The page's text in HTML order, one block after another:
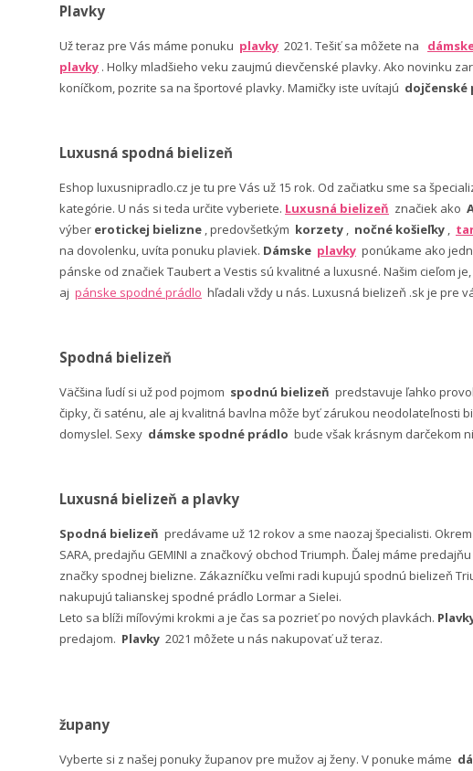
Plavky
Už teraz pre Vás máme ponuku plavky 2021. Tešiť sa môžete na
plavky . Holky mladšieho veku zaujmú dievčenské plavky. Ako novinku
koníčkom, pozrite sa na športové plavky. Mamičky iste uvítajú dojčenské
Luxusná spodná bielizeň
Eshop luxusnipradlo.cz je tu pre Vás už 15 rok. Od začiatku sme sa
kategórie. U nás si teda určite vyberiete. Luxusná bielizeň značiek ako
výber erotickej bielizne , predovšetkým korzety , nočné košieľky ,
na dovolenku, uvíta ponuku plaviek. Dámske plavky ponúkame ako
pánske od značiek Taubert a Vestis sú kvalitné a luxusné. Našim cieľom
aj pánske spodné prádlo hľadali vždy u nás. Luxusná bielizeň .sk je pre
Spodná bielizeň
Väčšina ľudí si už pod pojmom spodnú bielizeň predstavuje ľahko
čipky, či saténu, ale aj kvalitná bavlna môže byť zárukou neodolateľnosti
domyslel. Sexy dámske spodné prádlo bude však krásnym darčekom
Luxusná bielizeň a plavky
Spodná bielizeň predávame už 12 rokov a sme naozaj špecialisti.
SARA, predajňu GEMINI a značkový obchod Triumph. Ďalej máme
značky spodnej bielizne. Zákazníčku veľmi radi kupujú spodnú bielizeň
nakupujú talianskej spodné prádlo Lormar a Sielei.
Leto sa blíži míľovými krokmi a je čas sa pozrieť po nových plavkách.
predajom. Plavky 2021 môžete u nás nakupovať už teraz.
župany
Vyberte si z našej ponuky županov pre mužov aj ženy. V ponuke máme